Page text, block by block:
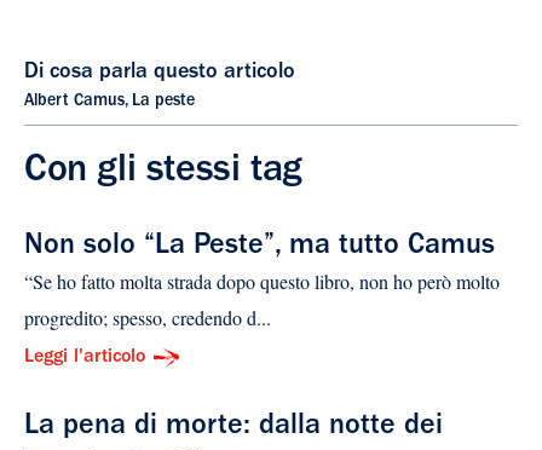
Di cosa parla questo articolo
Albert Camus, La peste
Con gli stessi tag
Non solo “La Peste”, ma tutto Camus
“Se ho fatto molta strada dopo questo libro, non ho però molto
progredito; spesso, credendo d...
Leggi l'articolo
La pena di morte: dalla notte dei